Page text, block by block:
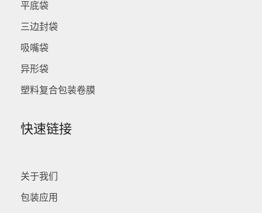
平底袋
三边封袋
吸嘴袋
异形袋
塑料复合包装卷膜
快速链接
关于我们
包装应用